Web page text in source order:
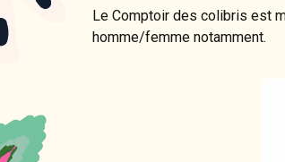
Le Comptoir des colibris est
homme/femme notamment.